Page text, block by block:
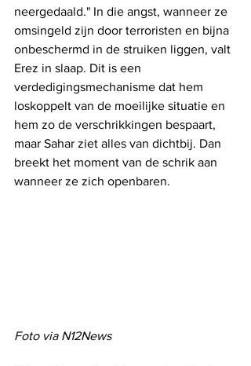
neergedaald." In die angst, wanneer ze
omsingeld zijn door terroristen en bijna
onbeschermd in de struiken liggen, valt
Erez in slaap. Dit is een
verdedigingsmechanisme dat hem
loskoppelt van de moeilijke situatie en
hem zo de verschrikkingen bespaart,
maar Sahar ziet alles van dichtbij. Dan
breekt het moment van de schrik aan
wanneer ze zich openbaren.
Foto via N12News